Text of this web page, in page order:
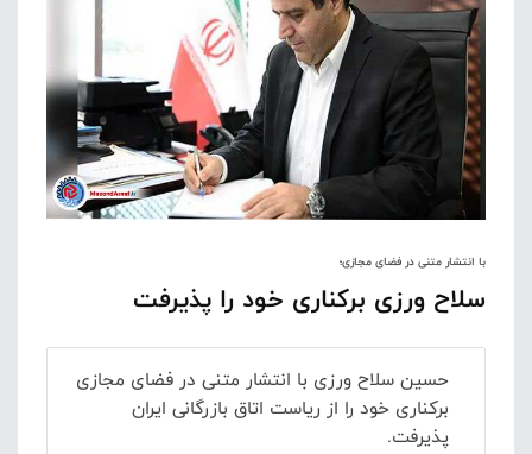
با انتشار متنی در فضای مجازی؛
سلاح‌ ورزی برکناری خود را پذیرفت
حسین سلاح‌ ورزی با انتشار متنی در فضای مجازی
برکناری خود را از ریاست اتاق بازرگانی ایران
پذیرفت.